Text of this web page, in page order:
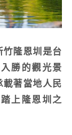
隆恩圳是台
勝的觀光景
著當地人民
上隆恩圳之